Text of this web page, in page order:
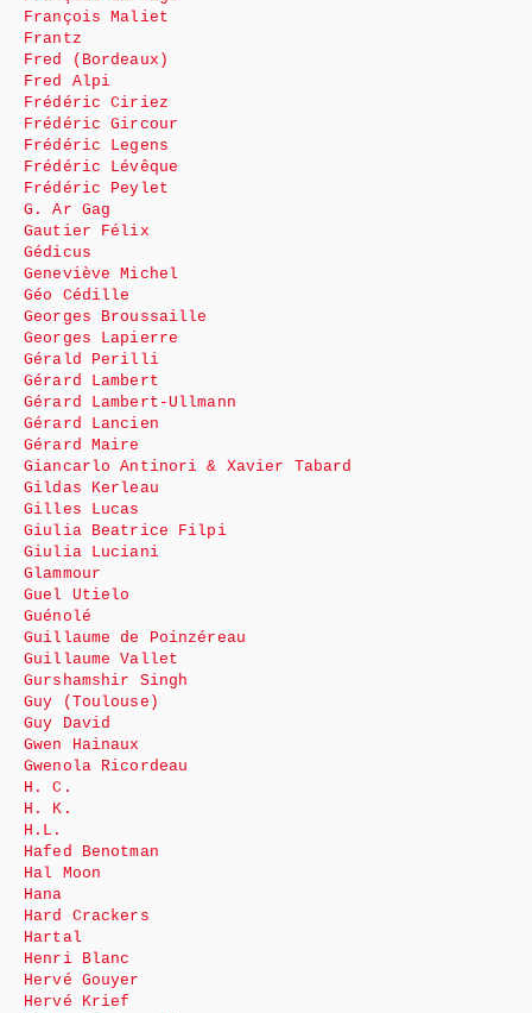
François Maliet
Frantz
Fred (Bordeaux)
Fred Alpi
Frédéric Ciriez
Frédéric Gircour
Frédéric Legens
Frédéric Lévêque
Frédéric Peylet
G. Ar Gag
Gautier Félix
Gédicus
Geneviève Michel
Géo Cédille
Georges Broussaille
Georges Lapierre
Gérald Perilli
Gérard Lambert
Gérard Lambert-Ullmann
Gérard Lancien
Gérard Maire
Giancarlo Antinori & Xavier Tabard
Gildas Kerleau
Gilles Lucas
Giulia Beatrice Filpi
Giulia Luciani
Glammour
Guel Utielo
Guénolé
Guillaume de Poinzéreau
Guillaume Vallet
Gurshamshir Singh
Guy (Toulouse)
Guy David
Gwen Hainaux
Gwenola Ricordeau
H. C.
H. K.
H.L.
Hafed Benotman
Hal Moon
Hana
Hard Crackers
Hartal
Henri Blanc
Hervé Gouyer
Hervé Krief